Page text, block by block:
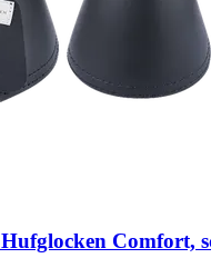
Hufglocken Comfort,